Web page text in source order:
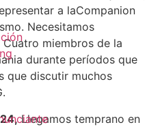
a laCompanion
Necesitamos
miembros de la
durante períodos que
que discutir muchos
Llegamos temprano en